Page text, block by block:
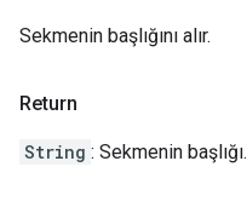
Sekmenin başlığını alır.
Return
String : Sekmenin başlığı.